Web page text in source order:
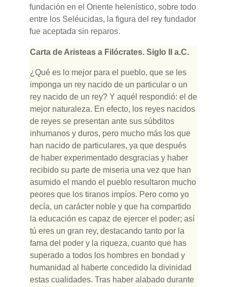
fundación en el Oriente helenístico, sobre todo
entre los Seléucidas, la figura del rey fundador
fue aceptada sin reparos.
Carta de Aristeas a Filócrates. Siglo II a.C.
¿Qué es lo mejor para el pueblo, que se les
imponga un rey nacido de un particular o un
rey nacido de un rey? Y aquél respondió: el de
mejor naturaleza. En efecto, los reyes nacidos
de reyes se presentan ante sus súbditos
inhumanos y duros, pero mucho más los que
han nacido de particulares, ya que después
de haber experimentado desgracias y haber
recibido su parte de miseria una vez que han
asumido el mando el pueblo resultaron mucho
peores que los tiranos impíos. Pero como yo
decía, un carácter noble y que ha compartido
la educación es capaz de ejercer el poder; así
tú eres un gran rey, destacando tanto por la
fama del poder y la riqueza, cuanto que has
superado a todos los hombres en bondad y
humanidad al haberte concedido la divinidad
estas cualidades. Tras haber alabado durante